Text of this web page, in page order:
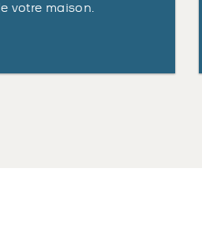
votre maison.